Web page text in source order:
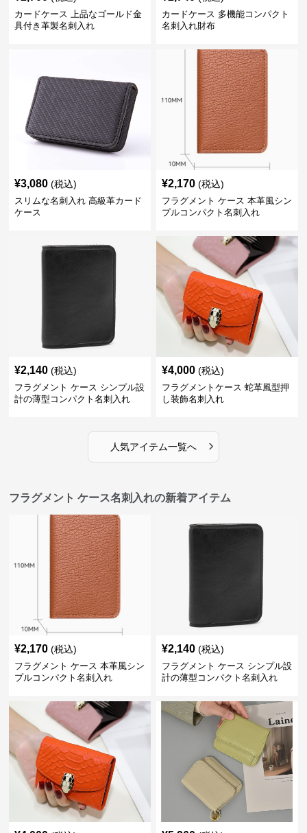
カードケース 上品なゴールド金
具付き革製名刺入れ
カードケース 多機能コンパクト
名刺入れ財布
¥3,080 (税込)
スリムな名刺入れ 高級革カード
ケース
¥2,170 (税込)
フラグメント ケース 本革風シン
プルコンパクト名刺入れ
¥2,140 (税込)
フラグメント ケース シンプル設
計の薄型コンパクト名刺入れ
¥4,000 (税込)
フラグメントケース 蛇革風型押
し装飾名刺入れ
人気アイテム一覧へ ›
フラグメント ケース名刺入れの新着アイテム
¥2,170 (税込)
フラグメント ケース 本革風シン
プルコンパクト名刺入れ
¥2,140 (税込)
フラグメント ケース シンプル設
計の薄型コンパクト名刺入れ